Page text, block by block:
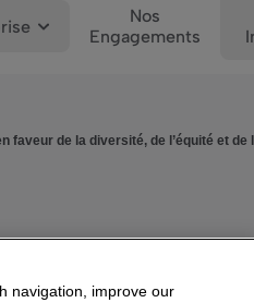
Nos
Engagements
faveur de la diversité, de l’équité et de
navigation, improve our